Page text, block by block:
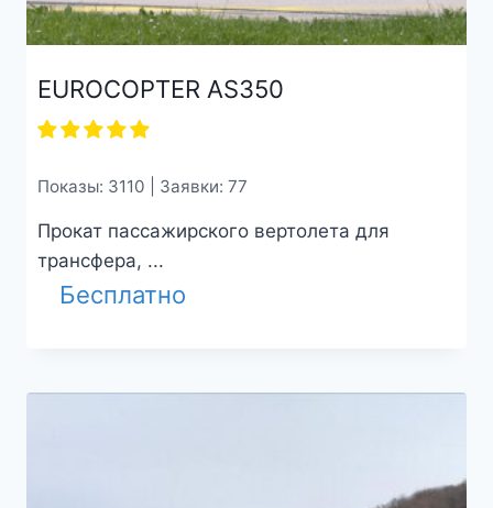
EUROCOPTER AS350
Показы: 3110 | Заявки: 77
Прокат пассажирского вертолета для
трансфера, ...
Бесплатно